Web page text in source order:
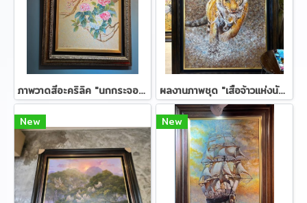
ภาพวาดสีอะคริลิค "นกกระจอกคู่" ผลงานภาพชุด "เสือจ้าวแห่งนักล่า"
New New